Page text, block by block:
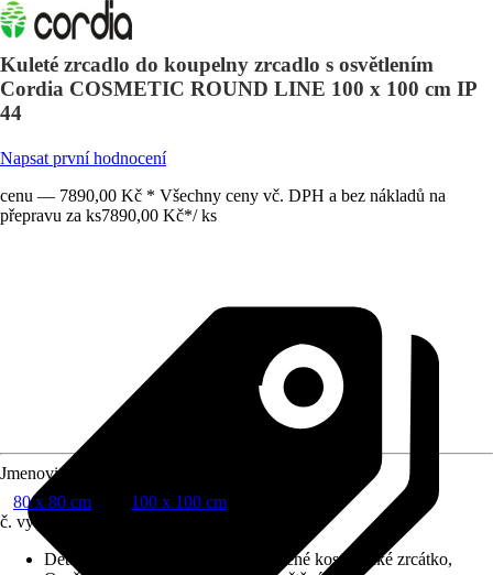
Kuleté zrcadlo do koupelny zrcadlo s osvětlením
Cordia COSMETIC ROUND LINE 100 x 100 cm IP
44
Napsat první hodnocení
cenu — 7890,00 Kč * Všechny ceny vč. DPH a bez nákladů na
přepravu za ks7890,00 Kč*/ ks
Jmenovitý rozměr v cm
80 x 80 cm
100 x 100 cm
č. výrobku
Detaily výrobku
Integrovné osvětlené kosmetické zrcátko,